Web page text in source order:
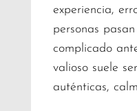
experiencia,
personas
complicado
valioso suele
auténticas,